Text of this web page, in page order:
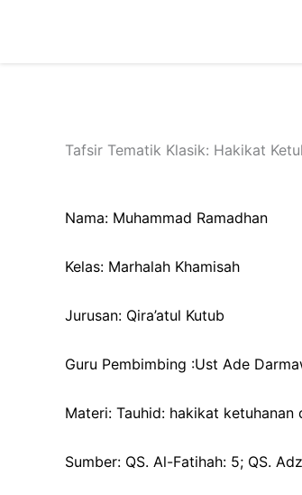
Tafsir Tematik Klasik: Hakikat
Nama: Muhammad Ramadhan
Kelas: Marhalah Khamisah
Jurusan: Qira’atul Kutub
Guru Pembimbing :Ust Ade
Materi: Tauhid: hakikat
Sumber: QS. Al-Fatihah: 5; QS.